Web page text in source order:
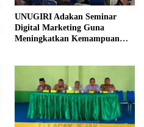
UNUGIRI Adakan Seminar
Digital Marketing Guna
Meningkatkan Kemampuan